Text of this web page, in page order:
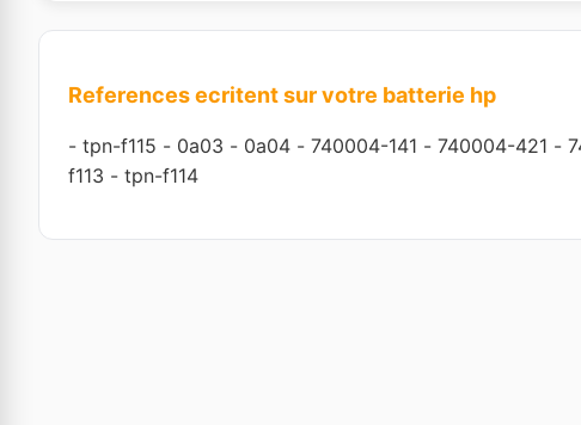
References ecritent sur votre batterie hp
- tpn-f115 - 0a03 - 0a04 - 740004-141 - 740004-421 -
f113 - tpn-f114